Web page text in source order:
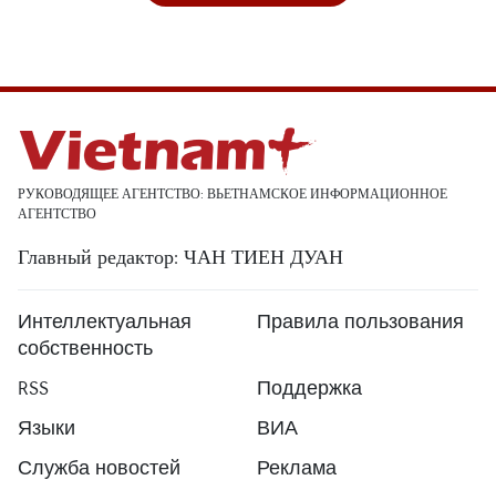
РУКОВОДЯЩЕЕ АГЕНТСТВО: ВЬЕТНАМСКОЕ ИНФОРМАЦИОННОЕ
АГЕНТСТВО
Главный редактор: ЧАН ТИЕН ДУАН
Интеллектуальная
собственность
Правила пользования
RSS
Поддержка
Языки
ВИА
Служба новостей
Реклама